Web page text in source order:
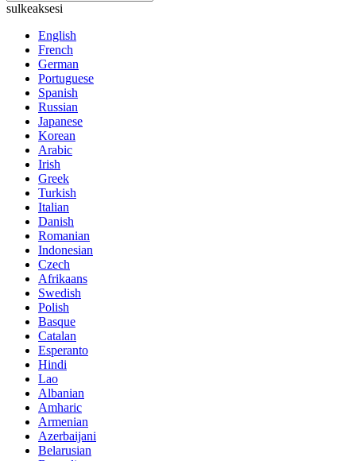
sulkeaksesi
English
French
German
Portuguese
Spanish
Russian
Japanese
Korean
Arabic
Irish
Greek
Turkish
Italian
Danish
Romanian
Indonesian
Czech
Afrikaans
Swedish
Polish
Basque
Catalan
Esperanto
Hindi
Lao
Albanian
Amharic
Armenian
Azerbaijani
Belarusian